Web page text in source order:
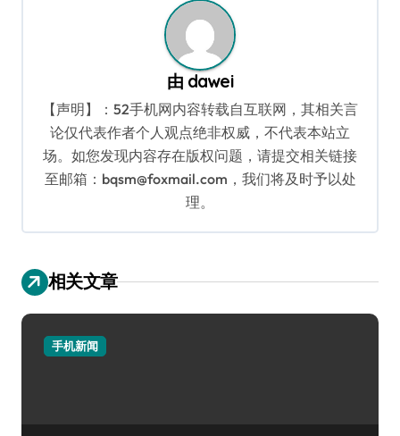
由 dawei
【声明】：52手机网内容转载自互联网，其相关言
论仅代表作者个人观点绝非权威，不代表本站立
场。如您发现内容存在版权问题，请提交相关链接
至邮箱：bqsm@foxmail.com，我们将及时予以处
理。
相关文章
手机新闻